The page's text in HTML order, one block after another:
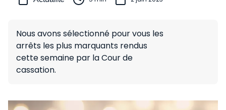
Nous avons sélectionné pour vous les
arrêts les plus marquants rendus
cette semaine par la Cour de
cassation.